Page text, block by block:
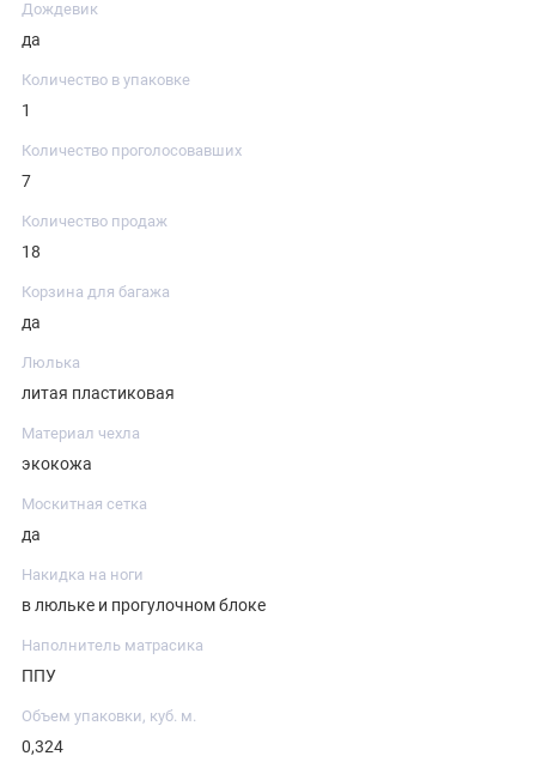
Дождевик
да
Количество в упаковке
1
Количество проголосовавших
7
Количество продаж
18
Корзина для багажа
да
Люлька
литая пластиковая
Материал чехла
экокожа
Москитная сетка
да
Накидка на ноги
в люльке и прогулочном блоке
Наполнитель матрасика
ППУ
Объем упаковки, куб. м.
0,324